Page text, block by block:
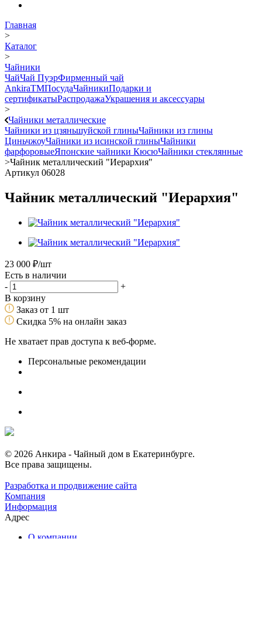
Главная
>
Каталог
>
Чайники
ЧайЧай ПуэрФирменный чай
AnkiraTMПосудаЧайникиПодарки и
сертификатыРаспродажаУкрашения и аксессуары
>
Чайники металлические
Чайники из цзяньшуйской глиныЧайники из глины
ЦиньчжоуЧайники из исинской глиныЧайники
фарфоровыеЯпонские чайники КюсюЧайники стеклянные
>Чайник металлический "Иерархия"
Артикул 06028
Чайник металлический "Иерархия"
23 000 ₽/шт
Есть в наличии
-
+
В корзину
Заказ от 1 шт
Скидка 5% на онлайн заказ
Не хватает прав доступа к веб-форме.
Персональные рекомендации
© 2026 Анкира - Чайный дом в Екатеринбурге.
Все права защищены.
Разработка и продвижение сайта
Компания
Информация
Адрес
О компании